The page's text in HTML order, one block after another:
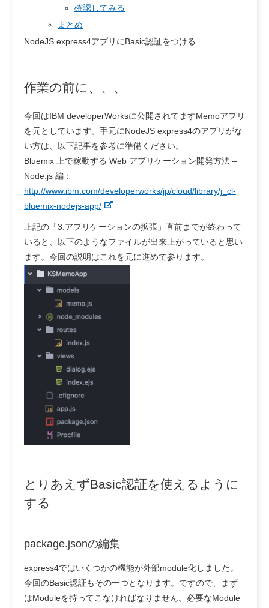
確認してみる
まとめ
NodeJS express4アプリにBasic認証をつける
作業の前に、、、
今回はIBM developerWorksに公開されてますMemoアプリ
を元としています。手元にNodeJS express4のアプリがな
い方は、以下記事を参考に準備ください。
Bluemix 上で稼動する Web アプリケーション開発方法 –
Node.js 編：
http://www.ibm.com/developerworks/jp/cloud/library/j_cl-
bluemix-nodejs-app/
上記の「3.アプリケーションの拡張」直前までが終わって
いると、以下のようなファイルが出来上がっていると思い
ます。今回の説明はこれを元に進めて参ります。
とりあえずBasic認証を使えるように
する
package.jsonの編集
express4ではいくつかの機能が外部module化しました。
今回のBasic認証もその一つとなります。ですので、まず
はModuleを持ってこなければなりません。必要なModule